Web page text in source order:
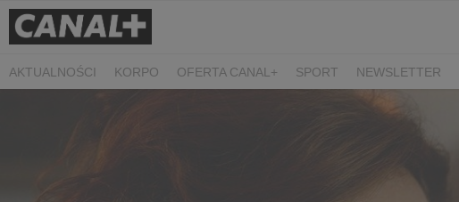
AKTUALNOŚCI KORPO OFERTA CANAL+ SPORT NEWSLETTER
ALGORYTM MIŁOŚCI